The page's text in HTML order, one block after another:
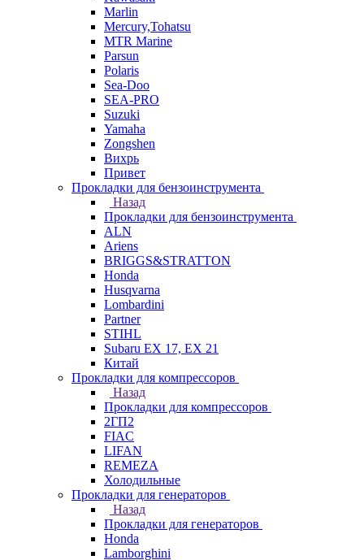
Marlin
Mercury,Tohatsu
MTR Marine
Parsun
Polaris
Sea-Doo
SEA-PRO
Suzuki
Yamaha
Zongshen
Вихрь
Привет
Прокладки для бензоинструмента
Назад
Прокладки для бензоинструмента
ALN
Ariens
BRIGGS&STRATTON
Honda
Husqvarna
Lombardini
Partner
STIHL
Subaru EX 17, EX 21
Китай
Прокладки для компрессоров
Назад
Прокладки для компрессоров
2ГП2
FIAC
LIFAN
REMEZA
Холодильные
Прокладки для генераторов
Назад
Прокладки для генераторов
Honda
Lamborghini